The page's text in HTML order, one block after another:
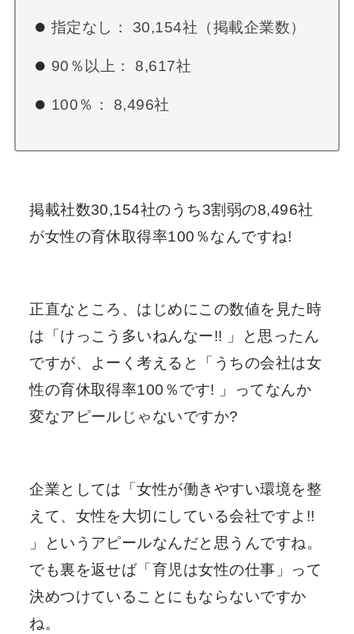
指定なし： 30,154社（掲載企業数）
90％以上： 8,617社
100％： 8,496社
掲載社数30,154社のうち3割弱の8,496社
が女性の育休取得率100％なんですね!
正直なところ、はじめにこの数値を見た時
は「けっこう多いねんなー!! 」と思ったん
ですが、よーく考えると「うちの会社は女
性の育休取得率100％です! 」ってなんか
変なアピールじゃないですか?
企業としては「女性が働きやすい環境を整
えて、女性を大切にしている会社ですよ!!
」というアピールなんだと思うんですね。
でも裏を返せば「育児は女性の仕事」って
決めつけていることにもならないですか
ね。